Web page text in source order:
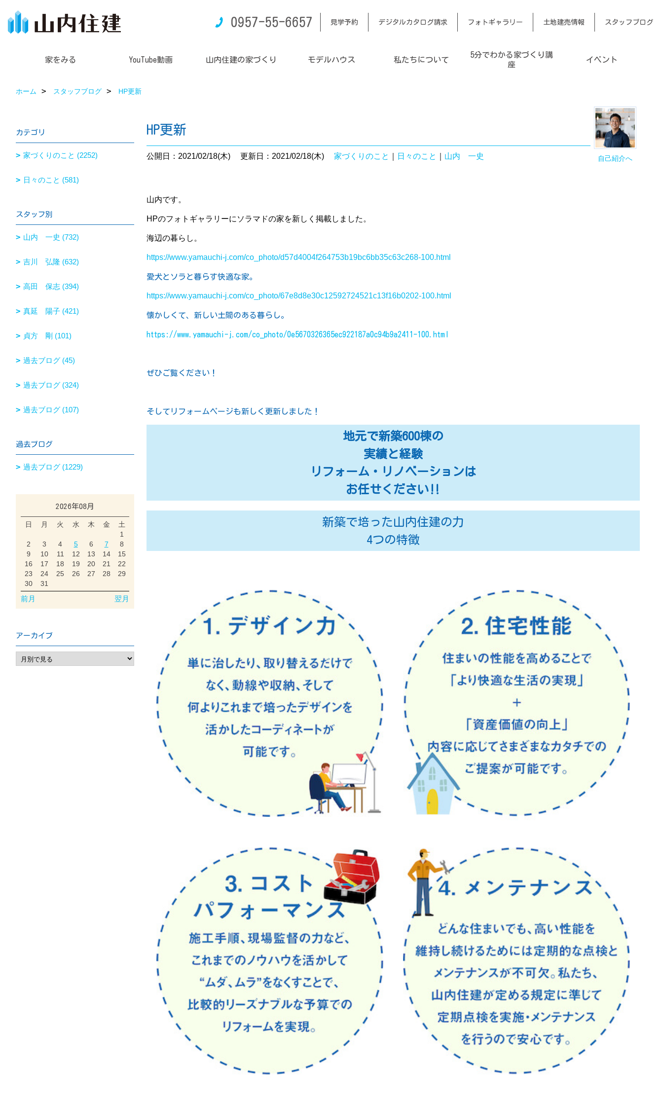
0957-55-6657 見学予約 デジタルカタログ請求 フォトギャラリー 土地建売情報 スタッフブログ
家をみる YouTube動画 山内住建の家づくり モデルハウス 私たちについて
5分でわかる家づくり講
座
イベント
ホーム スタッフブログ HP更新
自己紹介へ
HP更新
公開日：2021/02/18(木) 更新日：2021/02/18(木) 家づくりのこと 日々のこと 山内 一史
山内です。
HPのフォトギャラリーにソラマドの家を新しく掲載しました。
海辺の暮らし。
https://www.yamauchi-j.com/co_photo/d57d4004f264753b19bc6bb35c63c268-100.html
愛犬とソラと暮らす快適な家。
https://www.yamauchi-j.com/co_photo/67e8d8e30c12592724521c13f16b0202-100.html
懐かしくて、新しい土間のある暮らし。
https://www.yamauchi-j.com/co_photo/0e5670326365ec922187a0c94b9a2411-100.html
ぜひご覧ください！
そしてリフォームページも新しく更新しました！
地元で新築600棟の
実績と経験
リフォーム・リノベーションは
お任せください‼
新築で培った山内住建の力
4つの特徴
カテゴリ
家づくりのこと (2252)
日々のこと (581)
スタッフ別
山内 一史 (732)
吉川 弘隆 (632)
高田 保志 (394)
真延 陽子 (421)
貞方 剛 (101)
過去ブログ (45)
過去ブログ (324)
過去ブログ (107)
過去ブログ
過去ブログ (1229)
2026年08月
日 月 火 水 木 金
土
1
2
3 4 5 6 7
8
9
10 11 12 13 14
15
16
17 18 19 20 21
22
23
24 25 26 27 28
29
30
31
前月 翌月
アーカイブ